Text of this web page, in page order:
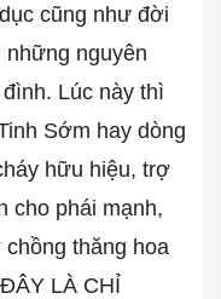
cũng như đời
nguyên
Lúc này thì
Sớm hay dòng
hữu hiệu, trợ
cho phái mạnh,
thăng hoa
LÀ CHỈ